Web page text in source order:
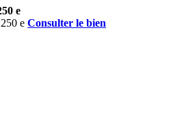
e
Consulter le bien